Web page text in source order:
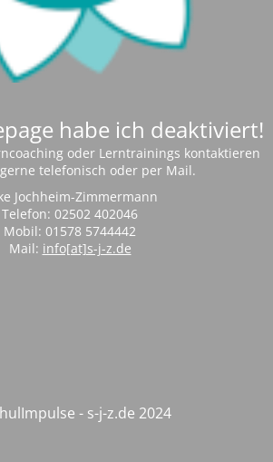
habe ich deaktiviert!
oder Lerntrainings kontaktieren
telefonisch oder per Mail.
Jochheim-Zimmermann
Telefon: 02502 402046
Mobil: 01578 5744442
Mail: info[at]s-j-z.de
- s-j-z.de 2024